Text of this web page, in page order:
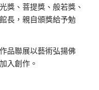
獎、菩提獎、般若獎、
長，親自頒獎給予勉
品聯展以藝術弘揚佛
入創作。